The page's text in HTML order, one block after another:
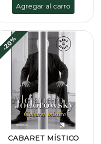
Agregar al carro
-20%
CABARET MÍSTICO